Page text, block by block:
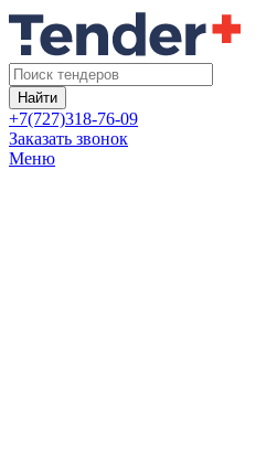
Найти
+7(727)318-76-09
Заказать звонок
Меню